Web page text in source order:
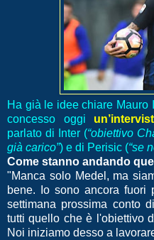
Ha già le idee chiare Mauro
concesso oggi
parlato di Inter (“obiettivo
già carico”) e di Perisic (“se
Come stanno andando
"Manca solo Medel, ma
bene. Io sono ancora fuori
settimana prossima conto
tutti quello che è l'obiettivo
Noi iniziamo desso a